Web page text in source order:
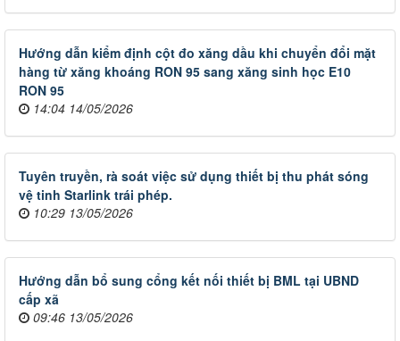
Hướng dẫn kiểm định cột đo xăng dầu khi chuyển đổi mặt
hàng từ xăng khoáng RON 95 sang xăng sinh học E10
RON 95
14:04 14/05/2026
Tuyên truyền, rà soát việc sử dụng thiết bị thu phát sóng
vệ tinh Starlink trái phép.
10:29 13/05/2026
Hướng dẫn bổ sung cổng kết nối thiết bị BML tại UBND
cấp xã
09:46 13/05/2026